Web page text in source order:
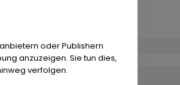
oder Publishern
anzuzeigen. Sie tun dies,
verfolgen.